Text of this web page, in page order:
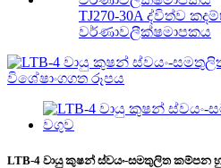
TJ270-30A ද්විත්ව
වර්ණාවලීක්ෂමාපකය
LTB-4 වායු කුෂන් ස්වයං-සමතුලිත කම්පන